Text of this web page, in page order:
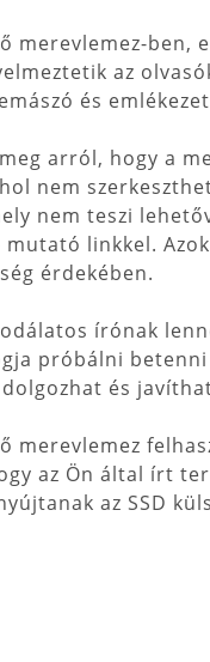
merevlemez-
az
és
arról, hogy a
nem
nem teszi
linkkel.
érdekében.
írónak
próbálni
és
merevlemez
az Ön által írt
az SSD